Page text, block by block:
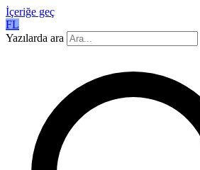
İçeriğe geç
FL
Yazılarda ara